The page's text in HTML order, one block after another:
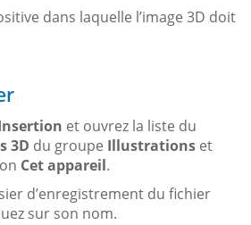
dans laquelle l’image 3D doit
et ouvrez la liste du
3D du groupe Illustrations et
Cet appareil.
d’enregistrement du fichier
sur son nom.